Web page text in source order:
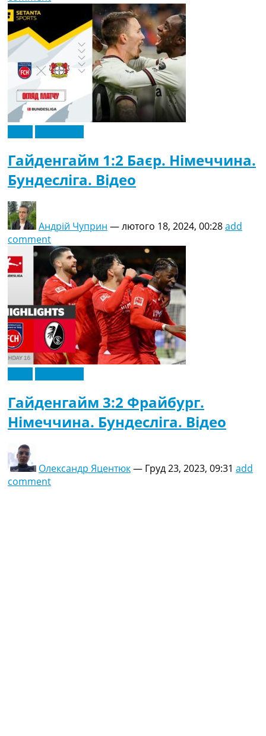
Гайденгайм 1:2 Баєр. Німеччина.
Бундесліга. Відео
Андрій Чуприн —лютого 18, 2024, 00:28add
comment
Гайденгайм 3:2 Фрайбург.
Німеччина. Бундесліга. Відео
Олександр Яцентюк— Груд 23, 2023, 09:31 add
comment